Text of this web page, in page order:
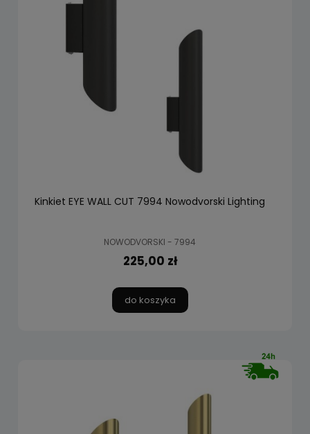
Kinkiet EYE WALL CUT 7994 Nowodvorski Lighting
NOWODVORSKI - 7994
225,00 zł
do koszyka